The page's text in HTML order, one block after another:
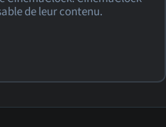
de leur contenu.